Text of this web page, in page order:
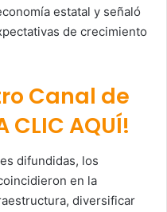
estatal y señaló
de crecimiento
Canal de
AQUÍ!
difundidas, los
en la
diversificar